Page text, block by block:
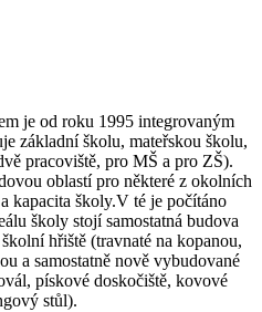
je od roku 1995 integrovaným
základní školu, mateřskou školu,
pracoviště, pro MŠ a pro ZŠ).
oblastí pro některé z okolních
kapacita školy.V té je počítáno
školy stojí samostatná budova
hřiště (travnaté na kopanou,
a samostatně nově vybudované
pískové doskočiště, kovové
stůl).